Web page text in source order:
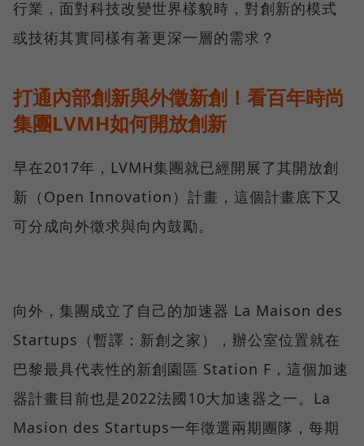
行業，面對科技改變世界樣貌時，對創新的模式
或技術其實同樣有著更深一層的需求？
打通內部創新與外徵新創！看百年時尚
集團LVMH如何開放創新
早在2017年，LVMH集團就已經開展了其開放創
新（Open Innovation）計畫，這個計畫底下又
可分成向外徵求與向內鼓勵。
向外，集團成立了自己的加速器 La Maison des
Startups（暫譯：新創之家），辦公室位置就在
巴黎最具代表性的新創園區 Station F，這個加速
器計畫目前也是2022法國10大加速器之一。La
Masion des Startups一年徵選兩期團隊，每期